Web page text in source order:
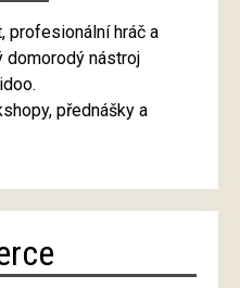
profesionální hráč a
domorodý nástroj
přednášky a